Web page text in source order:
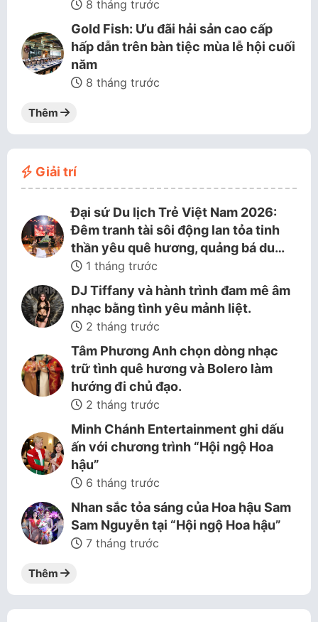
8 tháng trước
Gold Fish: Ưu đãi hải sản cao cấp
hấp dẫn trên bàn tiệc mùa lễ hội cuối
năm
8 tháng trước
Thêm
Giải trí
Đại sứ Du lịch Trẻ Việt Nam 2026:
Đêm tranh tài sôi động lan tỏa tinh
thần yêu quê hương, quảng bá du…
1 tháng trước
DJ Tiffany và hành trình đam mê âm
nhạc bằng tình yêu mảnh liệt.
2 tháng trước
Tâm Phương Anh chọn dòng nhạc
trữ tình quê hương và Bolero làm
hướng đi chủ đạo.
2 tháng trước
Minh Chánh Entertainment ghi dấu
ấn với chương trình “Hội ngộ Hoa
hậu”
6 tháng trước
Nhan sắc tỏa sáng của Hoa hậu Sam
Sam Nguyễn tại “Hội ngộ Hoa hậu”
7 tháng trước
Thêm